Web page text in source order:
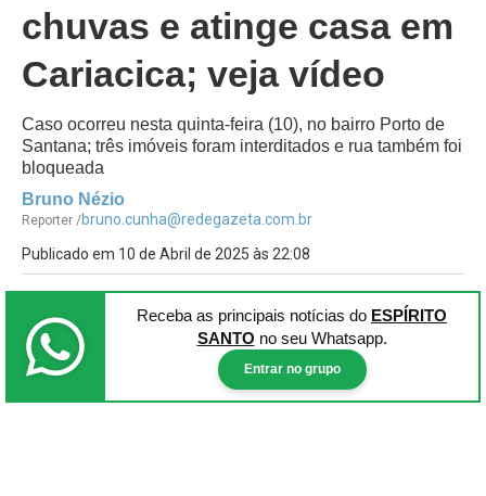
chuvas e atinge casa em
Cariacica; veja vídeo
Caso ocorreu nesta quinta-feira (10), no bairro Porto de
Santana; três imóveis foram interditados e rua também foi
bloqueada
Bruno Nézio
Reporter /bruno.cunha@redegazeta.com.br
Publicado em 10 de Abril de 2025 às 22:08
Receba as principais notícias do ESPÍRITO
SANTO no seu Whatsapp.
Entrar no grupo